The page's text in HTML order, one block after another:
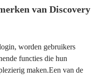
van Discovery
worden gebruikers
functies die hun
maken.Een van de